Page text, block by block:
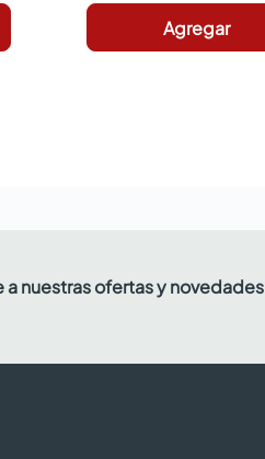
Agregar
a nuestras ofertas y novedades